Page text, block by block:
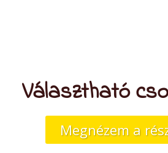
Választható
Megnézem a